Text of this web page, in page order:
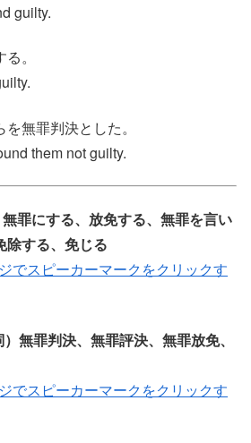
guilty.
。
無罪判決とした。
them not guilty.
罪にする、放免する、無罪を言い
除する、免じる
でスピーカーマークをクリックす
無罪判決、無罪評決、無罪放免、
でスピーカーマークをクリックす